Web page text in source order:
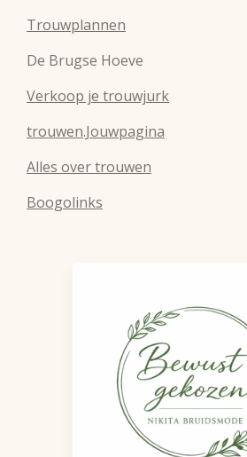
Trouwplannen
De Brugse Hoeve
Verkoop je trouwjurk
trouwen.Jouwpagina
Alles over trouwen
Boogolinks